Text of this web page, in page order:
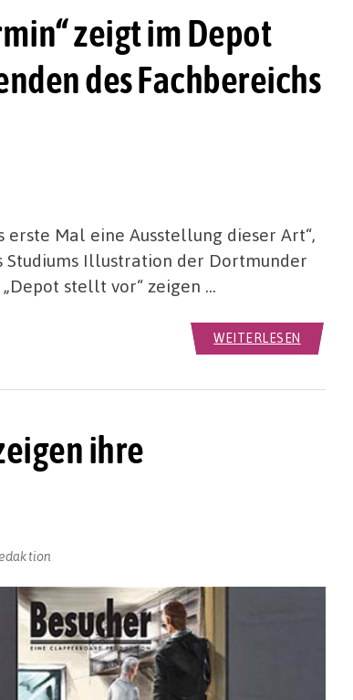
zeigt im Depot
des Fachbereichs
erste Mal eine Ausstellung dieser Art“,
Studiums Illustration der Dortmunder
stellt vor“ zeigen …
WEITERLESEN
ihre